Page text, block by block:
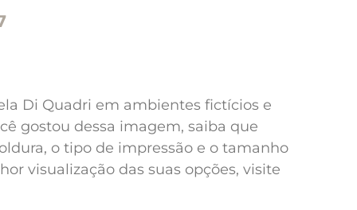
Di Quadri em ambientes fictícios e
gostou dessa imagem, saiba que
o tipo de impressão e o tamanho
visualização das suas opções, visite